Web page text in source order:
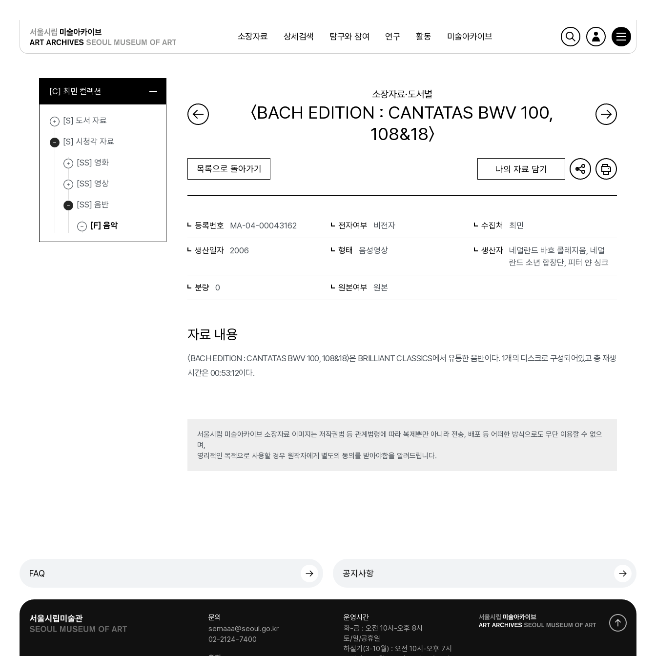
소장자료 상세검색 탐구와 참여 연구 활동 미술아카이브
검색
로그인
[C] 최민 컬렉션
[S] 도서 자료
[S] 시청각 자료
[SS] 영화
[SS] 영상
[SS] 음반
[F] 음악
소장자료·도서별
〈BACH EDITION : CANTATAS BWV 100,
108&18〉
목록으로 돌아가기 나의 자료 담기
등록번호 MA-04-00043162 전자여부 비전자 수집처 최민
생산일자 2006 형태 음성영상 생산자
네덜란드 바흐 콜레지움, 네덜
란드 소년 합창단, 피터 얀 싱크
분량 0 원본여부 원본
자료 내용
〈BACH EDITION : CANTATAS BWV 100, 108&18〉은 BRILLIANT CLASSICS에서 유통한 음반이다. 1개의 디스크로 구성되어있고 총 재생
시간은 00:53:12이다.
서울시립 미술아카이브 소장자료 이미지는 저작권법 등 관계법령에 따라 복제뿐만 아니라 전송, 배포 등 어떠한 방식으로도 무단 이용할 수 없으
며,
영리적인 목적으로 사용할 경우 원작자에게 별도의 동의를 받아야함을 알려드립니다.
FAQ 공지사항
문의
semaaa@seoul.go.kr
02-2124-7400
운영시간
화-금 : 오전 10시-오후 8시
토/일/공휴일
하절기(3-10월) : 오전 10시-오후 7시
로
고